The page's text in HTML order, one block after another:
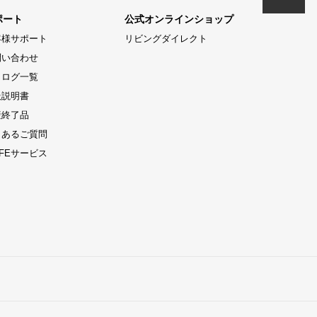
ート
サポート
合わせ
グ一覧
明書
了品
るご質問
サービス
公式オンラインショップ
リビングダイレクト